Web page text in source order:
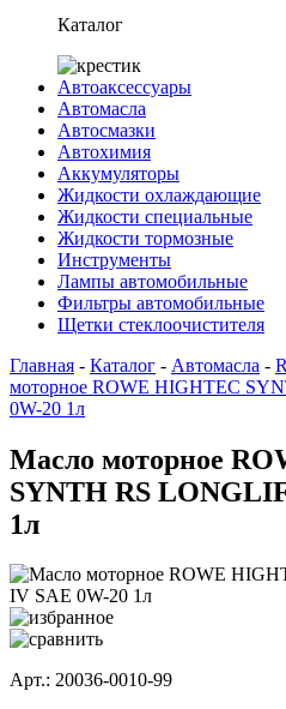
Каталог
Автоаксессуары
Автомасла
Автосмазки
Автохимия
Аккумуляторы
Жидкости охлаждающие
Жидкости специальные
Жидкости тормозные
Инструменты
Лампы автомобильные
Фильтры автомобильные
Щетки стеклоочистителя
Главная - Каталог - Автомасла -
моторное ROWE HIGHTEC
0W-20 1л
Масло моторное
SYNTH RS
1л
Арт.: 20036-0010-99